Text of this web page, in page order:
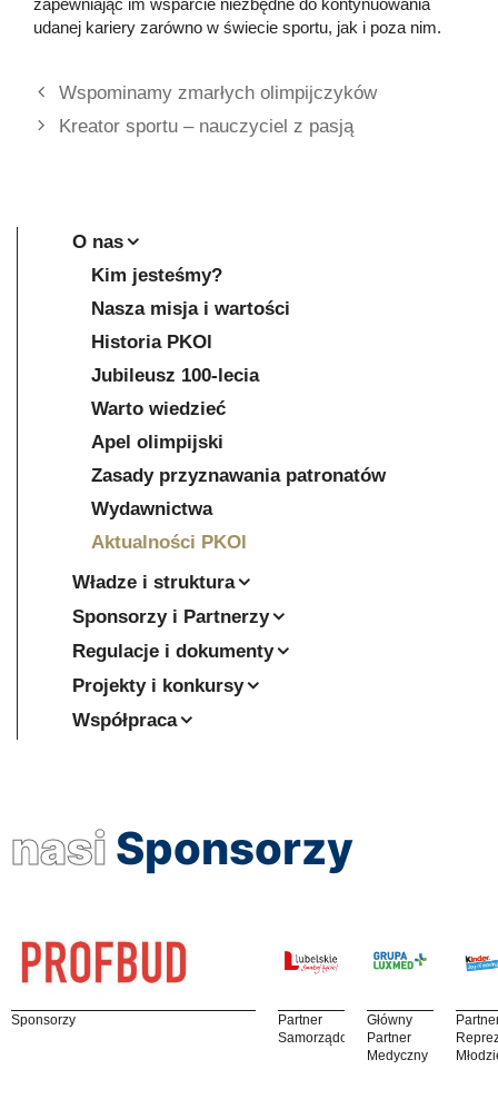
udanej kariery zarówno w świecie sportu, jak i poza nim.
Wspominamy zmarłych olimpijczyków
Kreator sportu – nauczyciel z pasją
O nas
Kim jesteśmy?
Nasza misja i wartości
Historia PKOl
Jubileusz 100-lecia
Warto wiedzieć
Apel olimpijski
Zasady przyznawania patronatów
Wydawnictwa
Aktualności PKOl
Władze i struktura
Sponsorzy i Partnerzy
Regulacje i dokumenty
Projekty i konkursy
Współpraca
nasi Sponsorzy
Sponsorzy
Partner
Samorządowy
Główny
Partner
Medyczny